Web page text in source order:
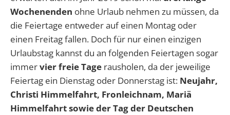
Wochenenden ohne Urlaub nehmen zu müssen, da
die Feiertage entweder auf einen Montag oder
einen Freitag fallen. Doch für nur einen einzigen
Urlaubstag kannst du an folgenden Feiertagen sogar
immervier freie Tage rausholen, da der jeweilige
Feiertag ein Dienstag oder Donnerstag ist: Neujahr,
Christi Himmelfahrt, Fronleichnam, Mariä
Himmelfahrt sowie der Tag der Deutschen